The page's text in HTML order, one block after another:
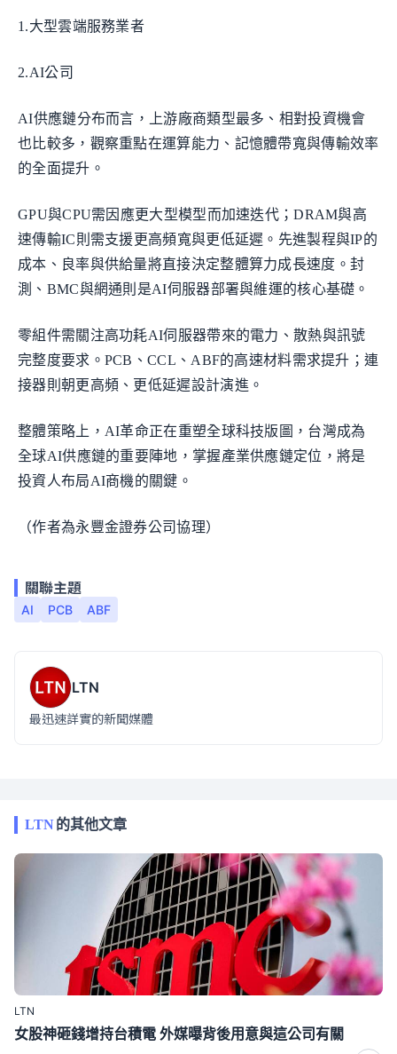
1.大型雲端服務業者
2.AI公司
AI供應鏈分布而言，上游廠商類型最多、相對投資機會
也比較多，觀察重點在運算能力、記憶體帶寬與傳輸效率
的全面提升。
GPU與CPU需因應更大型模型而加速迭代；DRAM與高
速傳輸IC則需支援更高頻寬與更低延遲。先進製程與IP的
成本、良率與供給量將直接決定整體算力成長速度。封
測、BMC與網通則是AI伺服器部署與維運的核心基礎。
零組件需關注高功耗AI伺服器帶來的電力、散熱與訊號
完整度要求。PCB、CCL、ABF的高速材料需求提升；連
接器則朝更高頻、更低延遲設計演進。
整體策略上，AI革命正在重塑全球科技版圖，台灣成為
全球AI供應鏈的重要陣地，掌握產業供應鏈定位，將是
投資人布局AI商機的關鍵。
（作者為永豐金證券公司協理）
關聯主題
AI PCB ABF
LTN
最迅速詳實的新聞媒體
LTN的其他文章
LTN
女股神砸錢增持台積電 外媒曝背後用意與這公司有關